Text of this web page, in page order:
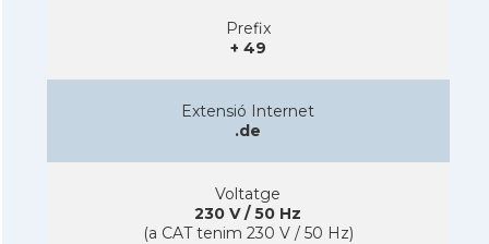
Prefix
+ 49
Extensió Internet
.de
Voltatge
230 V / 50 Hz
(a CAT tenim 230 V / 50 Hz)